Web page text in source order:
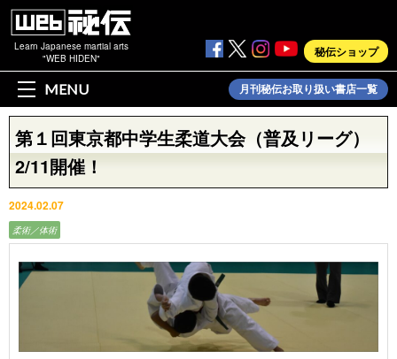
Learn Japanese martial arts
"WEB HIDEN"
秘伝ショップ
MENU 月刊秘伝お取り扱い書店一覧
第１回東京都中学生柔道大会（普及リーグ）
2/11開催！
2024.02.07
柔術／体術